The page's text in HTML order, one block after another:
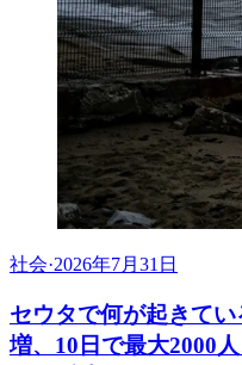
社会·2026年7月31日
セウタで何が起きて
増、10日で最大2000